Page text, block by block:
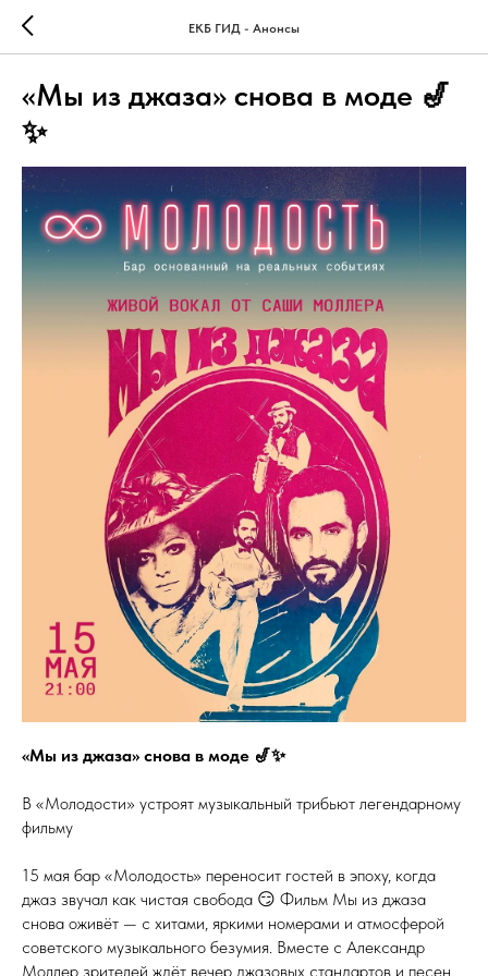
ЕКБ ГИД - Анонсы
«Мы из джаза» снова в моде 🎷
✨
«Мы из джаза» снова в моде 🎷✨
В «Молодости» устроят музыкальный трибьют легендарному
фильму
15 мая бар «Молодость» переносит гостей в эпоху, когда
джаз звучал как чистая свобода 😏 Фильм Мы из джаза
снова оживёт — с хитами, яркими номерами и атмосферой
советского музыкального безумия. Вместе с Александр
Моллер зрителей ждёт вечер джазовых стандартов и песен,